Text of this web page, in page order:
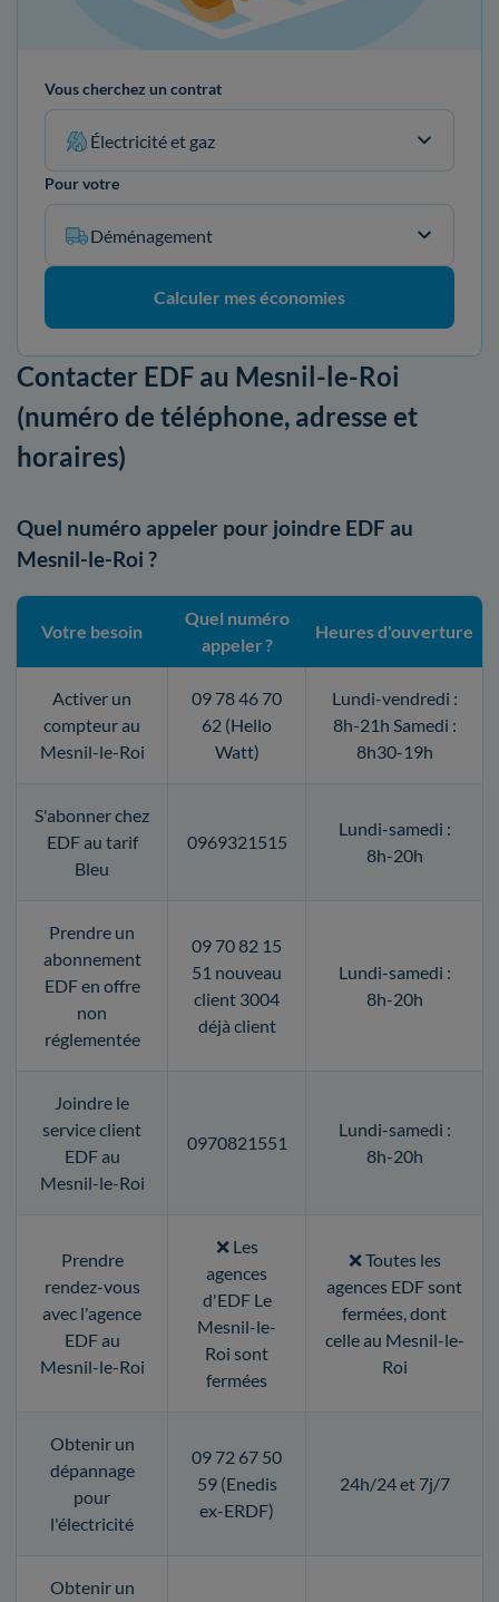
Vous cherchez un contrat
Électricité et gaz
Pour votre
Déménagement
Calculer mes économies
Contacter EDF au Mesnil-le-Roi
(numéro de téléphone, adresse et
horaires)
Quel numéro appeler pour joindre EDF au
Mesnil-le-Roi ?
Votre besoin
Quel numéro
appeler ?
Heures d'ouverture
Activer un
compteur au
Mesnil-le-Roi
09 78 46 70
62 (Hello
Watt)
Lundi-vendredi :
8h-21h Samedi :
8h30-19h
S'abonner chez
EDF au tarif
Bleu
0969321515
Lundi-samedi :
8h-20h
Prendre un
abonnement
EDF en offre
non
réglementée
09 70 82 15
51 nouveau
client 3004
déjà client
Lundi-samedi :
8h-20h
Joindre le
service client
EDF au
Mesnil-le-Roi
0970821551
Lundi-samedi :
8h-20h
Prendre
rendez-vous
avec l'agence
EDF au
Mesnil-le-Roi
❌ Les
agences
d'EDF Le
Mesnil-le-
Roi sont
fermées
❌ Toutes les
agences EDF sont
fermées, dont
celle au Mesnil-le-
Roi
Obtenir un
dépannage
pour
l'électricité
09 72 67 50
59 (Enedis
ex-ERDF)
24h/24 et 7j/7
Obtenir un